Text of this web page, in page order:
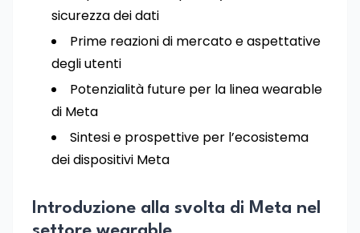
sicurezza dei dati
Prime reazioni di mercato e aspettative
degli utenti
Potenzialità future per la linea wearable
di Meta
Sintesi e prospettive per l’ecosistema
dei dispositivi Meta
Introduzione alla svolta di Meta nel